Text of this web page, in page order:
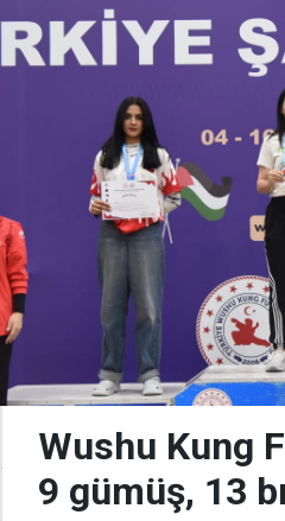
Wushu Kung
9 gümüş, 13